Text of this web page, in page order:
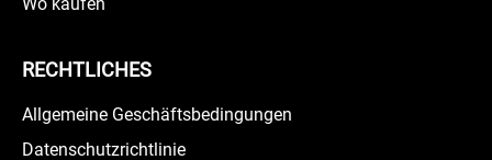
RECHTLICHES
Allgemeine Geschäftsbedingungen
Datenschutzrichtlinie